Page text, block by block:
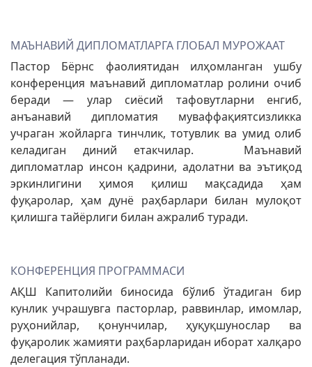
МАЪНАВИЙ ДИПЛОМАТЛАРГА ГЛОБАЛ МУРОЖААТ
Пастор Бёрнс фаолиятидан илҳомланган ушбу
конференция маънавий дипломатлар ролини очиб
беради — улар сиёсий тафовутларни енгиб,
анъанавий дипломатия муваффақиятсизликка
учраган жойларга тинчлик, тотувлик ва умид олиб
келадиган диний етакчилар. Маънавий
дипломатлар инсон қадрини, адолатни ва эътиқод
эркинлигини ҳимоя қилиш мақсадида ҳам
фуқаролар, ҳам дунё раҳбарлари билан мулоқот
қилишга тайёрлиги билан ажралиб туради.
КОНФЕРЕНЦИЯ ПРОГРАММАСИ
АҚШ Капитолийи биносида бўлиб ўтадиган бир
кунлик учрашувга пасторлар, раввинлар, имомлар,
руҳонийлар, қонунчилар, ҳуқуқшунослар ва
фуқаролик жамияти раҳбарларидан иборат халқаро
делегация тўпланади.